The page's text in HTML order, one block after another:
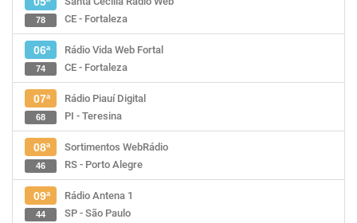
CE - Fortaleza
78
06ª
Rádio Vida Web Fortal
CE - Fortaleza
74
07ª
Rádio Piauí Digital
PI - Teresina
68
08ª
Sortimentos WebRádio
RS - Porto Alegre
46
09ª
Rádio Antena 1
SP - São Paulo
44